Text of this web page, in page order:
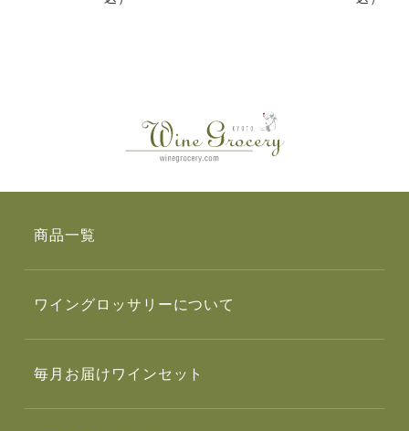
商品一覧
ワイングロッサリーについて
毎月お届けワインセット